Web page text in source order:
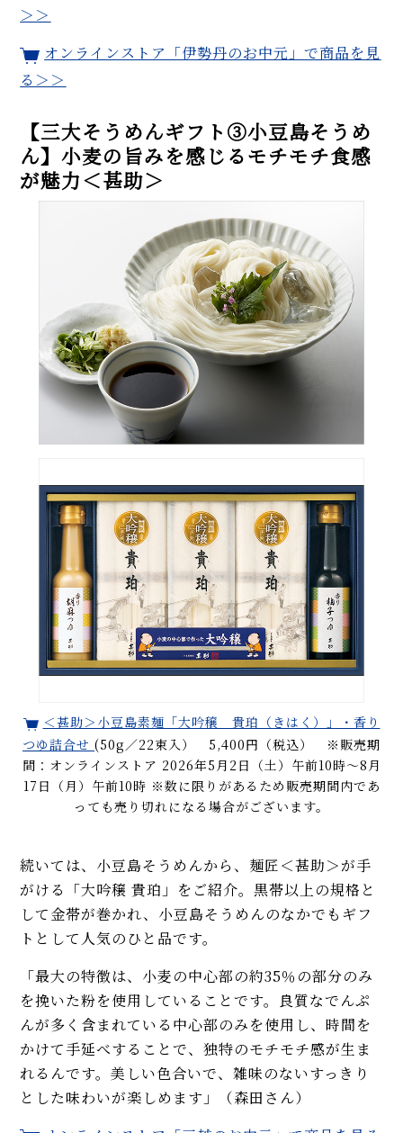
＞＞
オンラインストア「伊勢丹のお中元」で商品を見
る ＞＞
【三大そうめんギフト③小豆島そうめ
ん】小麦の旨みを感じるモチモチ食感
が魅力＜甚助＞
＜甚助＞小豆島素麺「大吟穣 貴珀（きはく）」・香り
つゆ詰合せ (50g／22束入） 5,400円（税込） ※販売期
間：オンラインストア 2026年5月2日（土）午前10時～8月
17日（月）午前10時 ※数に限りがあるため販売期間内であ
っても売り切れになる場合がございます。
続いては、小豆島そうめんから、麺匠＜甚助＞が手
がける「大吟穣 貴珀」をご紹介。黒帯以上の規格と
して金帯が巻かれ、小豆島そうめんのなかでもギフ
トとして人気のひと品です。
「最大の特徴は、小麦の中心部の約35％の部分のみ
を挽いた粉を使用していることです。良質なでんぷ
んが多く含まれている中心部のみを使用し、時間を
かけて手延べすることで、独特のモチモチ感が生ま
れるんです。美しい色合いで、雑味のないすっきり
とした味わいが楽しめます」（森田さん）